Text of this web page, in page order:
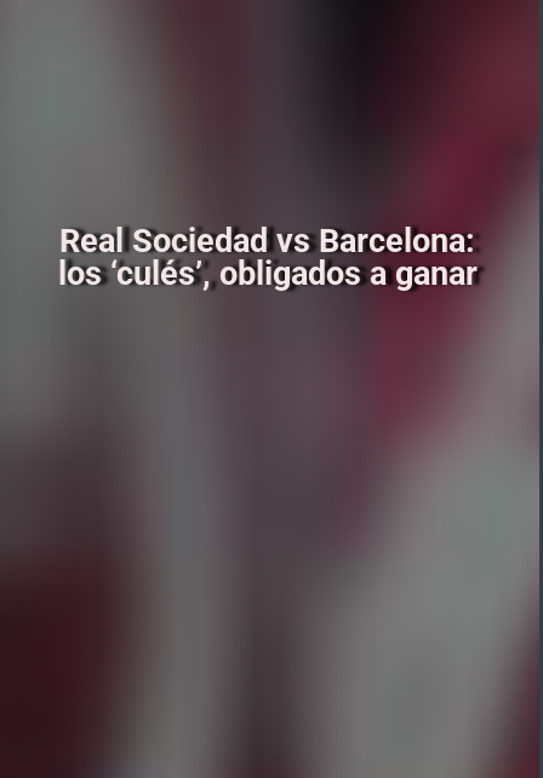
Real Sociedad vs Barcelona:
los ‘culés’, obligados a ganar